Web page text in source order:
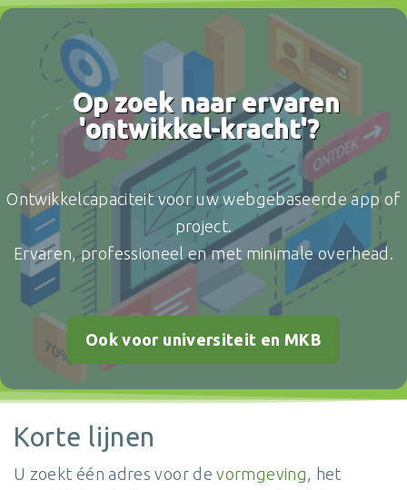
Op zoek naar ervaren
'ontwikkel-kracht'?
Ontwikkelcapaciteit voor uw webgebaseerde app of
project.
Ervaren, professioneel en met minimale overhead.
Ook voor universiteit en MKB
Korte lijnen
U zoekt één adres voor devormgeving , het